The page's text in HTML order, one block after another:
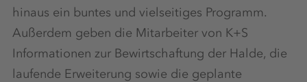
hinaus ein buntes und vielseitiges Programm.
Außerdem geben die Mitarbeiter von K+S
Informationen zur Bewirtschaftung der Halde, die
laufende Erweiterung sowie die geplante